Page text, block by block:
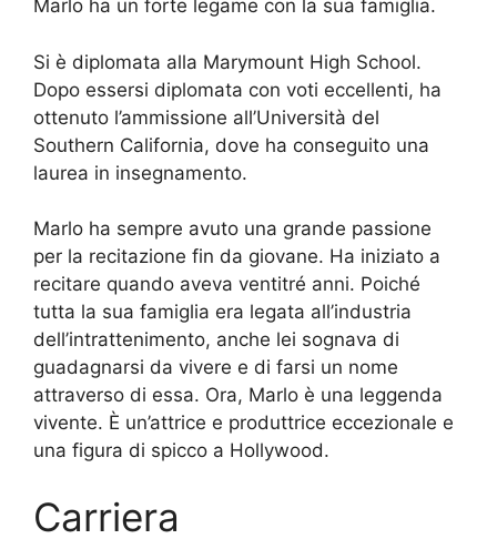
Marlo ha un forte legame con la sua famiglia.
Si è diplomata alla Marymount High School.
Dopo essersi diplomata con voti eccellenti, ha
ottenuto l’ammissione all’Università del
Southern California, dove ha conseguito una
laurea in insegnamento.
Marlo ha sempre avuto una grande passione
per la recitazione fin da giovane. Ha iniziato a
recitare quando aveva ventitré anni. Poiché
tutta la sua famiglia era legata all’industria
dell’intrattenimento, anche lei sognava di
guadagnarsi da vivere e di farsi un nome
attraverso di essa. Ora, Marlo è una leggenda
vivente. È un’attrice e produttrice eccezionale e
una figura di spicco a Hollywood.
Carriera